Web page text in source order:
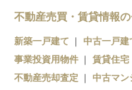
不動産売買・賃貸情報
新築一戸建て 中古一戸建
事業投資用物件
賃貸住宅
不動産売却査定
中古マン